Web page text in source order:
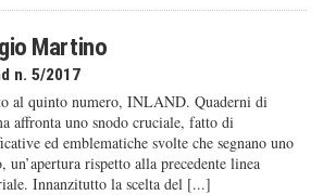
Martino
n. 5/2017
al quinto numero, INLAND. Quaderni di
affronta uno snodo cruciale, fatto di
ed emblematiche svolte che segnano uno
un’apertura rispetto alla precedente linea
Innanzitutto la scelta del [...]